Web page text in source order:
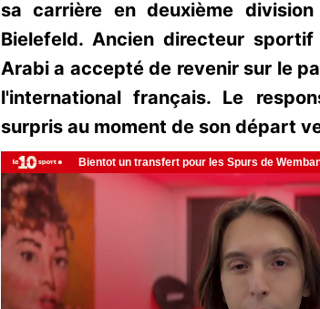
sa carrière en deuxième
Bielefeld. Ancien directeur
Arabi a accepté de revenir sur le
l'international français. Le
surpris au moment de son départ